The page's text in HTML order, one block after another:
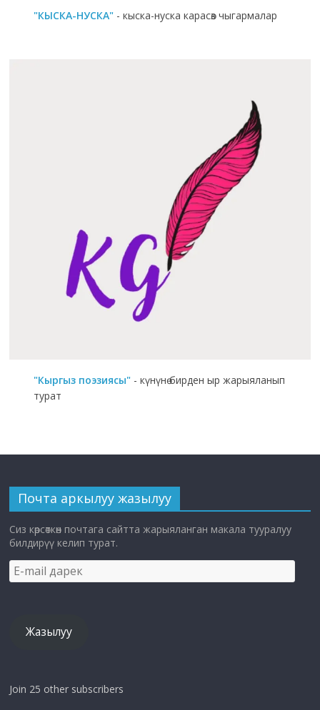
"КЫСКА-НУСКА" - кыска-нуска карасөз чыгармалар
"Кыргыз поэзиясы" - күнүнө бирден ыр жарыяланып
турат
Почта аркылуу жазылуу
Сиз көрсөткөн почтага сайтта жарыяланган макала тууралуу
билдирүү келип турат.
E-
mail
Жазылуу
Join 25 other subscribers